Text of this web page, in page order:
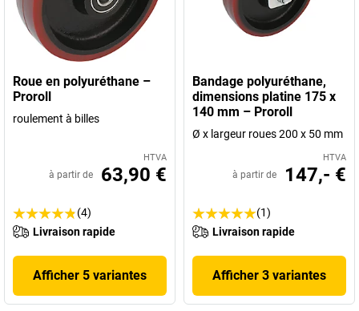
Roue en polyuréthane –
Proroll
roulement à billes
HTVA
à partir de 63,90 €
(4)
Livraison rapide
Afficher 5 variantes
Bandage polyuréthane,
dimensions platine 175 x
140 mm – Proroll
Ø x largeur roues 200 x 50 mm
HTVA
à partir de 147,- €
(1)
Livraison rapide
Afficher 3 variantes